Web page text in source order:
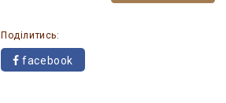
Поділитись:
facebook